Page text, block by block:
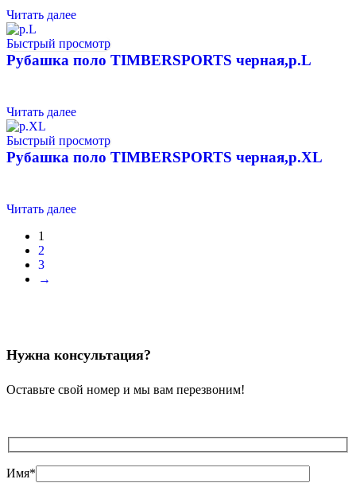
Читать далее
Быстрый просмотр
Рубашка поло TIMBERSPORTS черная,р.L
Читать далее
Быстрый просмотр
Рубашка поло TIMBERSPORTS черная,р.XL
Читать далее
1
2
3
→
Нужна консультация?
Оставьте свой номер и мы вам перезвоним!
Имя*